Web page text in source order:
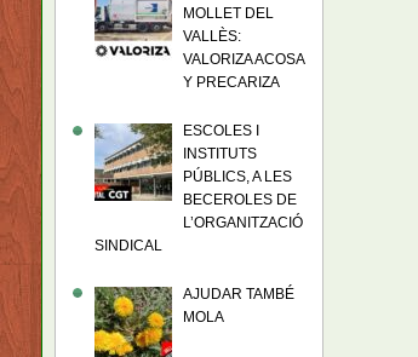
MOLLET DEL
VALLÈS:
VALORIZA ACOSA
Y PRECARIZA
ESCOLES I
INSTITUTS
PÚBLICS, A LES
BECEROLES DE
L’ORGANITZACIÓ
SINDICAL
AJUDAR TAMBÉ
MOLA